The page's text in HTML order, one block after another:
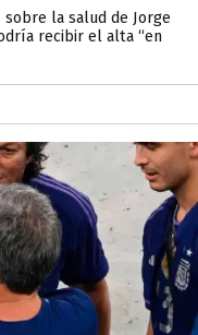
la salud de Jorge
recibir el alta “en